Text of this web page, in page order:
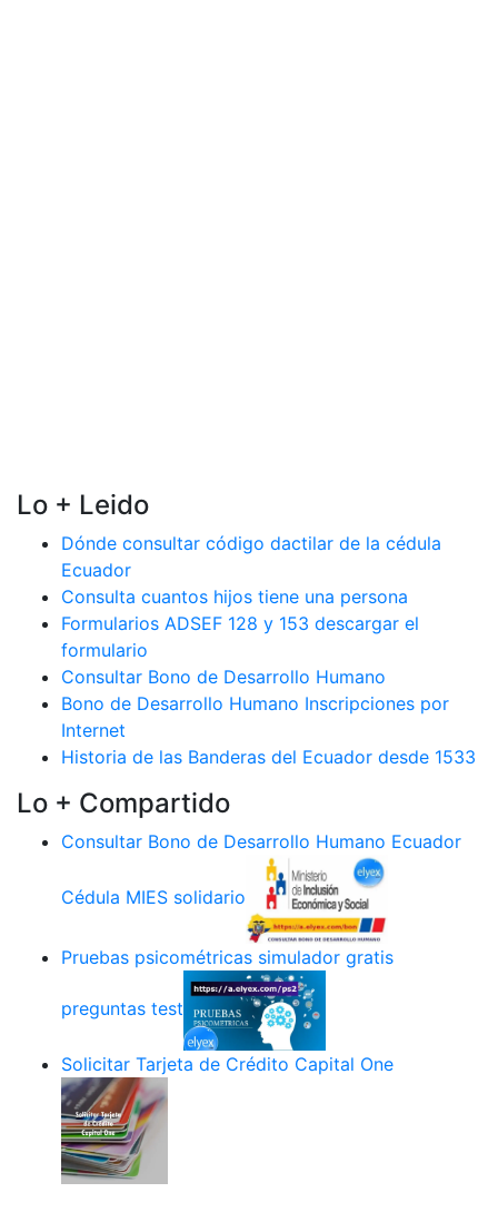
Lo + Leido
Dónde consultar código dactilar de la cédula
Ecuador
Consulta cuantos hijos tiene una persona
Formularios ADSEF 128 y 153 descargar el
formulario
Consultar Bono de Desarrollo Humano
Bono de Desarrollo Humano Inscripciones por
Internet
Historia de las Banderas del Ecuador desde 1533
Lo + Compartido
Consultar Bono de Desarrollo Humano Ecuador
Cédula MIES solidario
Pruebas psicométricas simulador gratis
preguntas test
Solicitar Tarjeta de Crédito Capital One